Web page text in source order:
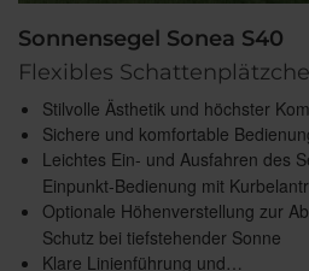
Sonnensegel Sonea S40
Flexibles
Stilvolle Ästhetik und höchster
Sichere und komfortable
Leichtes Ein- und Ausfahren des
Einpunkt-Bedienung mit
Optionale Höhenverstellung zur
Schutz bei tiefstehender Sonne
Klare Linienführung und…